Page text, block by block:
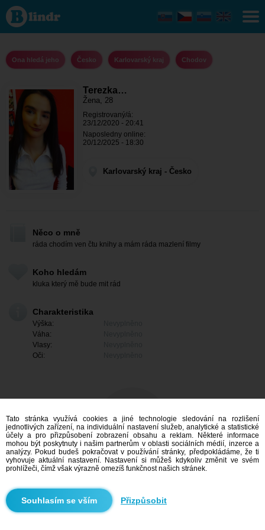
Terezka
Darvasova -
Ona hledá
jeho
kraj -
Chodov
Ona hledá jeho Česko Karlovarský kraj Chodov
Terezka…
Žena, 28
Registrovaný/á:
23/12/2020 - 20:41
Naposledny online:
20/12/2025 - 18:30
Karlovarský kraj - Česko
Něco o mně
ráda chodím ven čtu knihy a mám ráda mazlení filmy
Koho hledám
kluka který mě bude mit rád
Charakteristika
Výška:
Váha:
Vlasy:
Oči:
Mám zájem
Vyhledávání
Tato stránka využívá cookies a jiné technologie sledování na rozlišení
jednotlivých zařízení, na individuální nastavení služeb, analytické a statistické
účely a pro přizpůsobení zobrazení obsahu a reklam. Některé informace
mohou být poskytnuty i našim partnerům v oblasti sociálních médií, inzerce a
analýzy. Pokud budeš pokračovat v používání stránky, předpokládáme, že ti
vyhovuje aktuální nastavení. Nastavení si můžeš kdykoliv změnit ve svém
prohlížeči, čímž však výrazně omezíš funkčnost našich stránek.
Přizpůsobit